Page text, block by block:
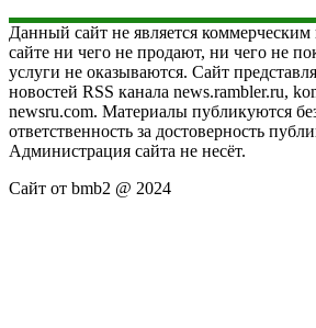
Данный сайт не является
сайте ни чего не продают, ни чего не
услуги не оказываются. Сайт
новостей RSS канала news.rambler.ru,
newsru.com. Материалы публикуются
ответственность за достоверность
Администрация сайта не несёт.
Сайт от bmb2 @ 2024